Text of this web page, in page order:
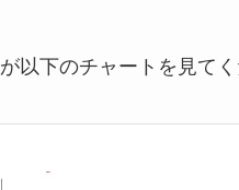
以下のチャートを見てく